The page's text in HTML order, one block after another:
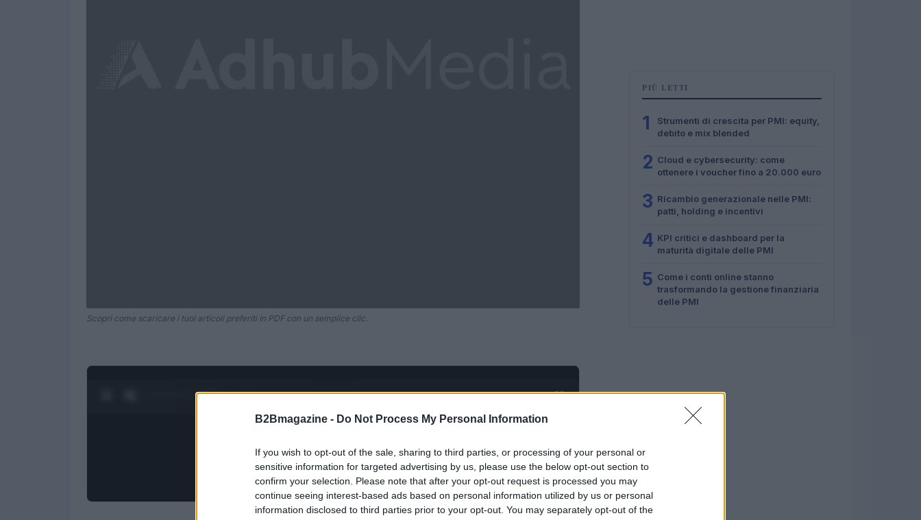
B2Bmagazine - Do Not Process My Personal Information
If you wish to opt-out of the sale, sharing to third parties, or processing of your personal or
sensitive information for targeted advertising by us, please use the below opt-out section to
confirm your selection. Please note that after your opt-out request is processed you may
continue seeing interest-based ads based on personal information utilized by us or personal
information disclosed to third parties prior to your opt-out. You may separately opt-out of the
Scopri come scaricare i tuoi articoli preferiti in PDF con un semplice clic.
0:28 / 1:21 1/4 POWERED BYAdhubMedia
PIÙ LETTI
1
Strumenti di crescita per PMI: equity,
debito e mix blended
2 Cloud e cybersecurity: come
ottenere i voucher fino a 20.000 euro
3 Ricambio generazionale nelle PMI:
patti, holding e incentivi
4 KPI critici e dashboard per la
maturità digitale delle PMI
5 Come i conti online stanno
trasformando la gestione finanziaria
delle PMI